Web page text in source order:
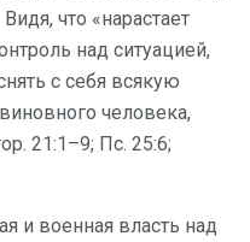
что «нарастает
над ситуацией,
с себя всякую
человека,
21:1–9; Пс. 25:6;
и военная власть над